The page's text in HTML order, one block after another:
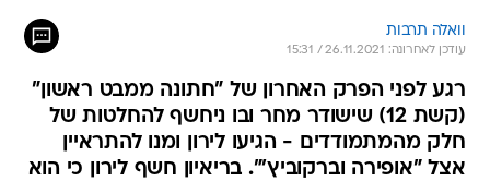
וואלה תרבות
עודכן לאחרונה: 26.11.2021 / 15:31
רגע לפני הפרק האחרון של "חתונה ממבט ראשון"
(קשת 12) שישודר מחר ובו ניחשף להחלטות של
חלק מהמתמודדים - הגיעו לירון ומנו להתראיין
אצל "אופירה וברקוביץ'". בריאיון חשף לירון כי הוא